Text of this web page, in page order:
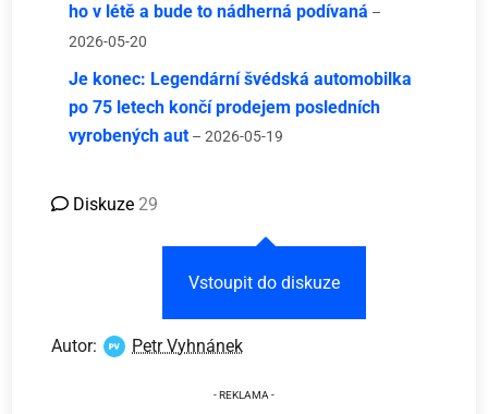
ho v létě a bude to nádherná podívaná –
2026-05-20
Je konec: Legendární švédská automobilka
po 75 letech končí prodejem posledních
vyrobených aut – 2026-05-19
Diskuze29
Vstoupit do diskuze
Autor: Petr Vyhnánek